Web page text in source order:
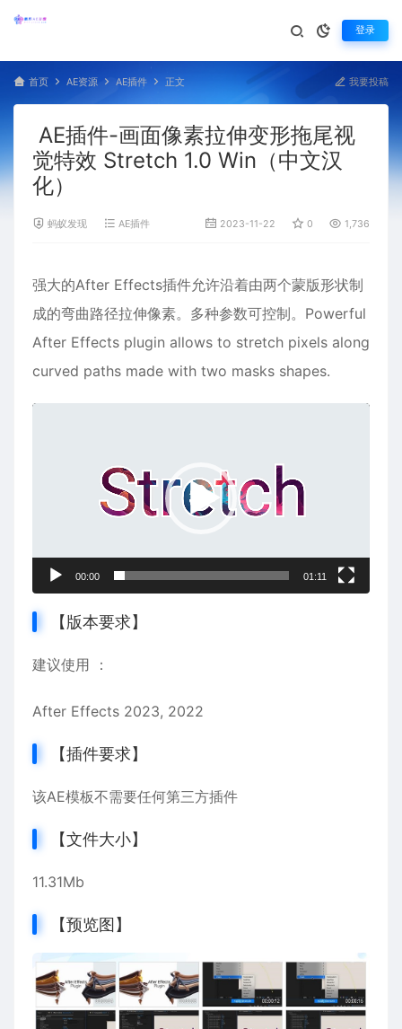
登录
首页 AE资源 AE插件 正文 我要投稿
AE插件-画面像素拉伸变形拖尾视
觉特效 Stretch 1.0 Win（中文汉
化）
蚂蚁发现 AE插件 2023-11-22 0 1,736
强大的After Effects插件允许沿着由两个蒙版形状制
成的弯曲路径拉伸像素。多种参数可控制。Powerful
After Effects plugin allows to stretch pixels along
curved paths made with two masks shapes.
00:00 01:11
【版本要求】
建议使用 ：
After Effects 2023, 2022
【插件要求】
该AE模板不需要任何第三方插件
【文件大小】
11.31Mb
【预览图】